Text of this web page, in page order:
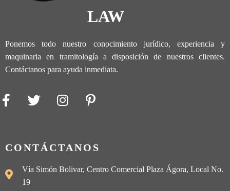
LAW
Ponemos todo nuestro conocimiento jurídico, experiencia y
maquinaria en tramitología a disposición de nuestros clientes.
Contáctanos para ayuda inmediata.
CONTÁCTANOS
Vía Simón Bolivar, Centro Comercial Plaza Ágora, Local No.
19